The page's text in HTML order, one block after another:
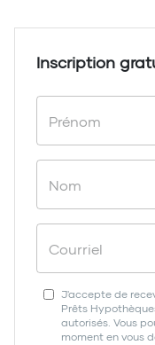
Inscription
J'accepte de
Prêts
autorisés. Vous
moment en vous